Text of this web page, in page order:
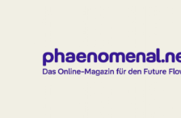
springen